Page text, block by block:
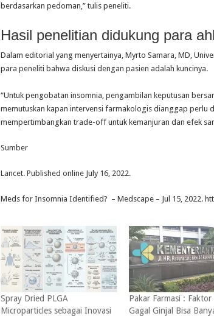
berdasarkan pedoman,” tulis peneliti.
Hasil penelitian didukung para
Dalam editorial yang menyertainya, Myrto Samara, MD,
para peneliti bahwa diskusi dengan pasien adalah kuncinya.
“Untuk pengobatan insomnia, pengambilan keputusan
memutuskan kapan intervensi farmakologis dianggap perlu
mempertimbangkan trade-off untuk kemanjuran dan efek
Sumber
Lancet. Published online July 16, 2022.
Meds for Insomnia Identified? – Medscape – Jul 15, 2022.
Spray Dried PLGA
Microparticles sebagai Inovasi
Pakar Farmasi : Faktor
Gagal Ginjal Bisa